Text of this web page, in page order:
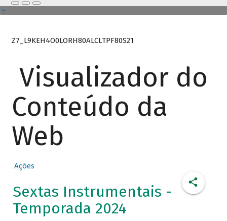
Z7_L9KEH4O0LORH80ALCLTPF80S21
Visualizador do
Conteúdo da
Web
Ações
Sextas Instrumentais -
Temporada 2024